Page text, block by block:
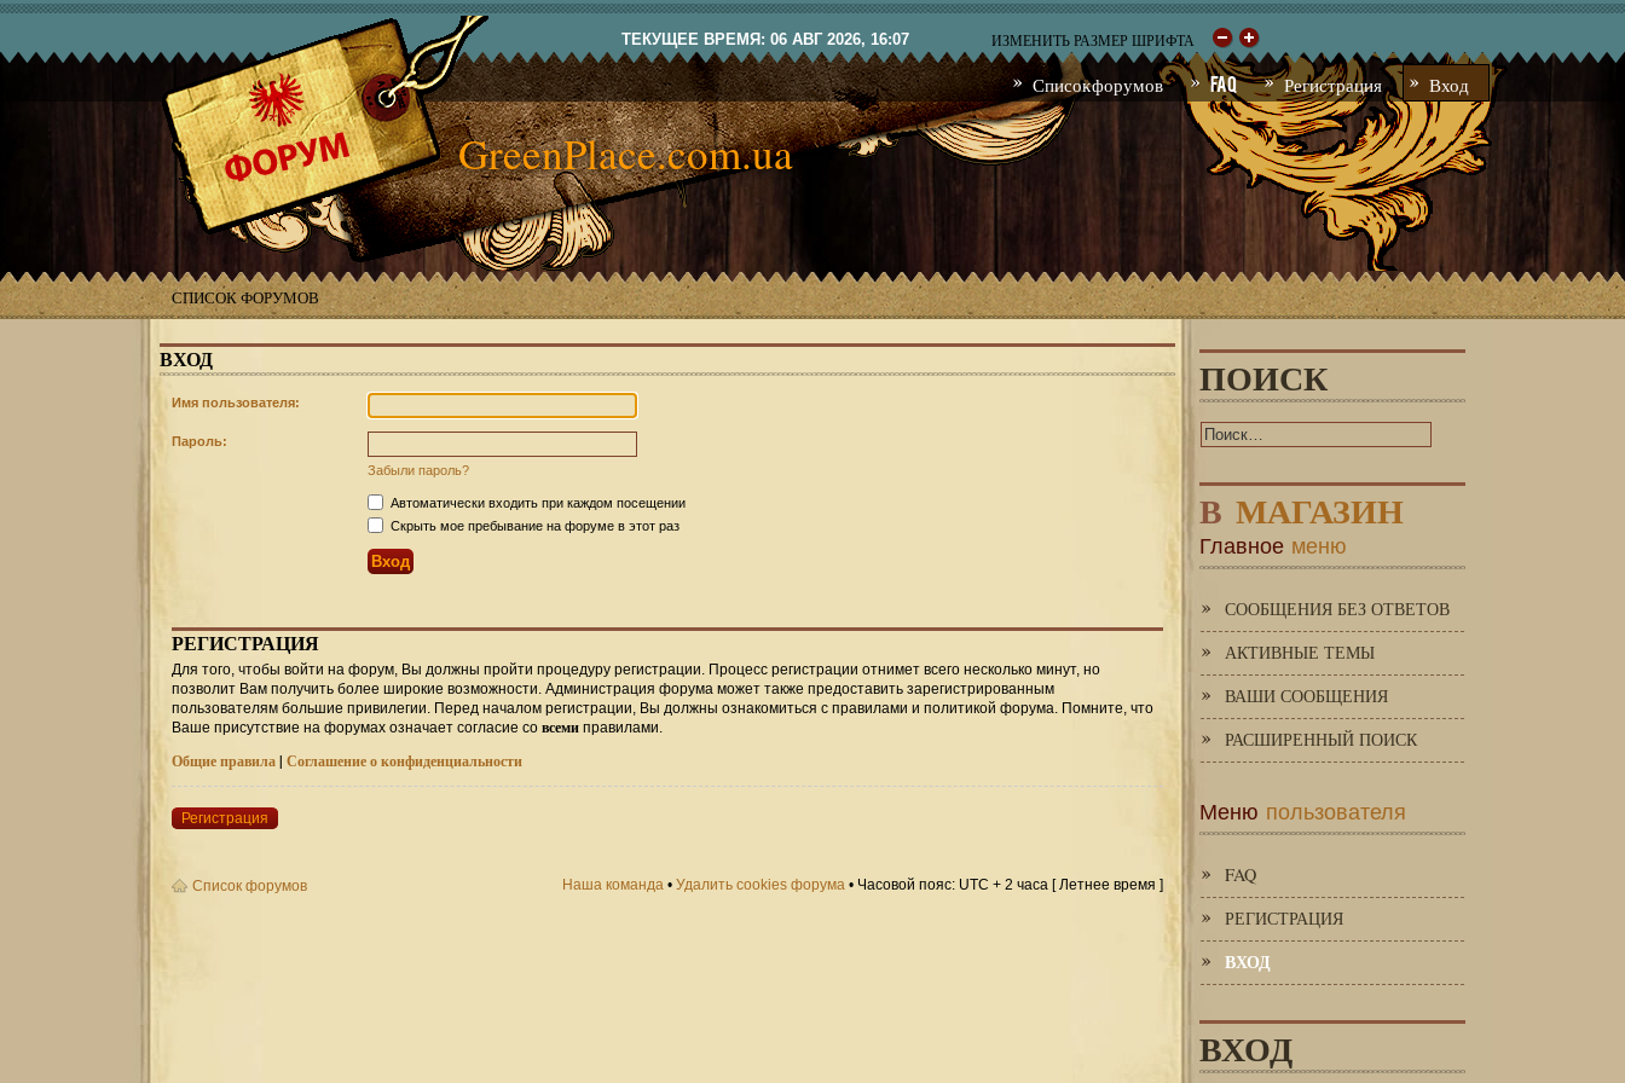
ТЕКУЩЕЕ ВРЕМЯ: 06 АВГ 2026, 16:07 ИЗМЕНИТЬ РАЗМЕР ШРИФТА
Список форумов FAQ Регистрация Вход
GreenPlace.com.ua
СПИСОК ФОРУМОВ
ВХОД
Имя пользователя:
Пароль:
Забыли пароль?
Автоматически входить при каждом посещении
Скрыть мое пребывание на форуме в этот раз
РЕГИСТРАЦИЯ
Для того, чтобы войти на форум, Вы должны пройти процедуру регистрации. Процесс регистрации отнимет всего несколько минут, но
позволит Вам получить более широкие возможности. Администрация форума может также предоставить зарегистрированным
пользователям большие привилегии. Перед началом регистрации, Вы должны ознакомиться с правилами и политикой форума. Помните, что
Ваше присутствие на форумах означает согласие со всеми правилами.
Общие правила| Соглашение о конфиденциальности
Регистрация
Список форумов Наша команда • Удалить cookies форума • Часовой пояс: UTC + 2 часа [ Летнее время ]
ПОИСК
В МАГАЗИН
Главное меню
СООБЩЕНИЯ БЕЗ ОТВЕТОВ
АКТИВНЫЕ ТЕМЫ
ВАШИ СООБЩЕНИЯ
РАСШИРЕННЫЙ ПОИСК
Меню пользователя
FAQ
РЕГИСТРАЦИЯ
ВХОД
ВХОД